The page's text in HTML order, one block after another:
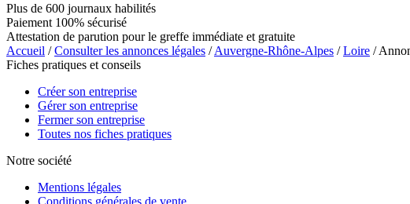
Plus de 600 journaux habilités
Paiement 100% sécurisé
Attestation de parution pour le greffe immédiate et gratuite
Accueil /Consulter les annonces légales /Auvergne-Rhône-Alpes /Loire /
Fiches pratiques et conseils
Créer son entreprise
Gérer son entreprise
Fermer son entreprise
Toutes nos fiches pratiques
Notre société
Mentions légales
Conditions générales de vente